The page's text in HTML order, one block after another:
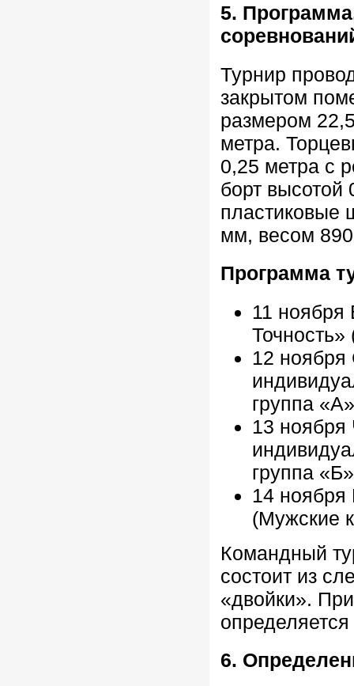
5.
Турнир
закрытом
размером
метра.
0,25 метра с
борт высотой
пластиковые
мм, весом
Программа
11
12
группа
13
группа
14
(Мужские
Командный
состоит из
«двойки».
6.